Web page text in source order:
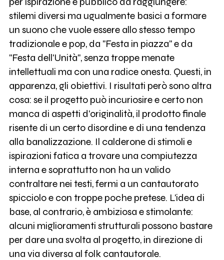
stilemi diversi ma ugualmente basici a formare
un suono che vuole essere allo stesso tempo
tradizionale e pop, da "Festa in piazza" e da
"Festa dell'Unità", senza troppe menate
intellettuali ma con una radice onesta. Questi, in
apparenza, gli obiettivi. I risultati però sono altra
cosa: se il progetto può incuriosire e certo non
manca di aspetti d'originalità, il prodotto finale
risente di un certo disordine e di una tendenza
alla banalizzazione. Il calderone di stimoli e
ispirazioni fatica a trovare una compiutezza
interna e soprattutto non ha un valido
contraltare nei testi, fermi a un cantautorato
spicciolo e con troppe poche pretese. L'idea di
base, al contrario, è ambiziosa e stimolante:
alcuni miglioramenti strutturali possono bastare
per dare una svolta al progetto, in direzione di
una via diversa al folk cantautorale.